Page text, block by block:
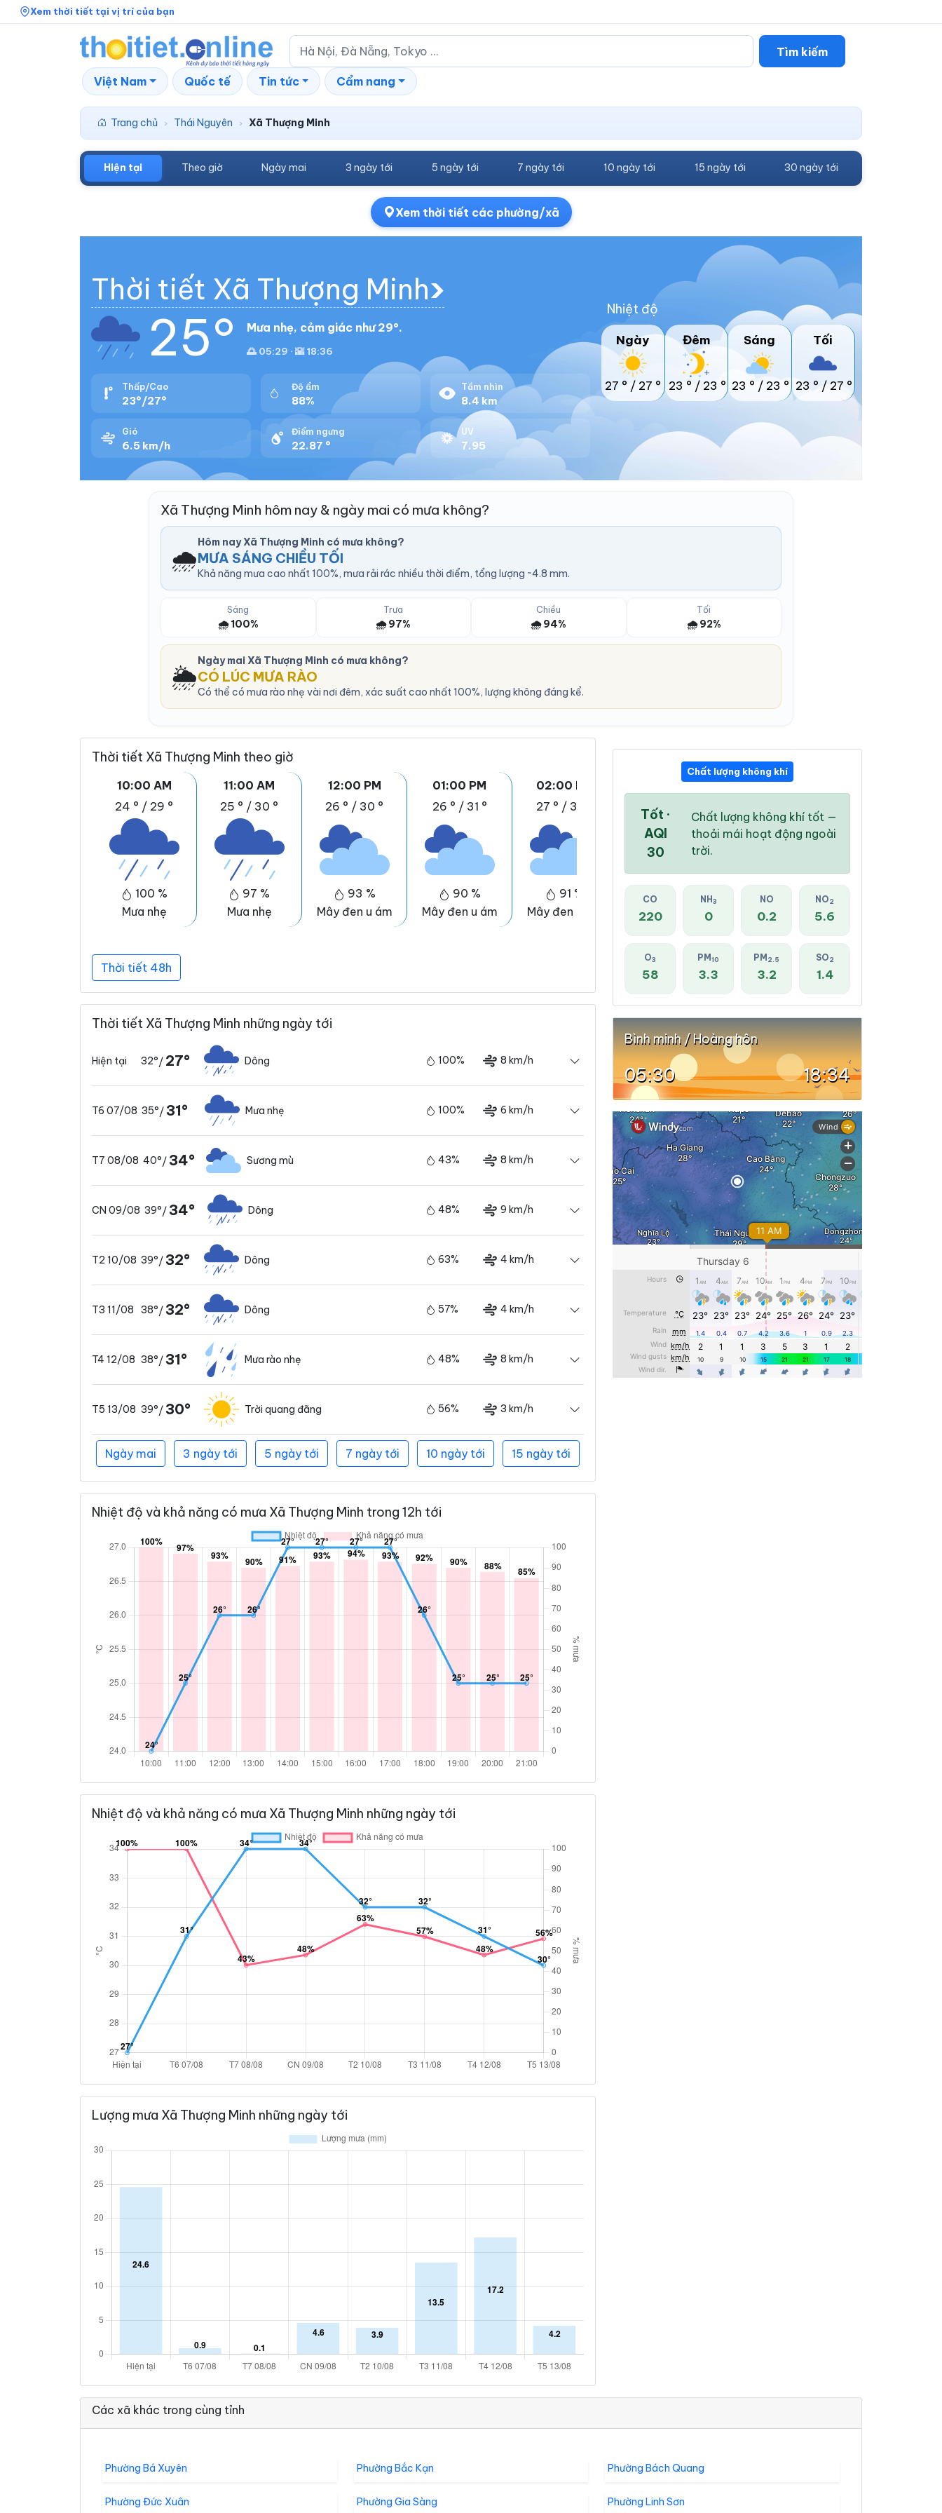
Xem thời tiết tại vị trí của bạn
Tìm kiếm
Việt Nam Quốc tế Tin tức Cẩm nang
Trang chủ › Thái Nguyên › Xã Thượng Minh
Hiện tại Theo giờ Ngày mai 3 ngày tới 5 ngày tới 7 ngày tới 10 ngày tới 15 ngày tới 30 ngày tới
Xem thời tiết các phường/xã
Thời tiết Xã Thượng Minh
25° Mưa nhẹ, cảm giác như 29°.
🌅 05:29 · 🌇 18:36
Thấp/Cao
23°/27°
Độ ẩm
88%
Tầm nhìn
8.4 km
Gió
6.5 km/h
Điểm ngưng
22.87 °
UV
7.95
Nhiệt độ
Ngày
27 ° / 27 °
Đêm
23 ° / 23 °
Sáng
23 ° / 23 °
Tối
23 ° / 27 °
Xã Thượng Minh hôm nay & ngày mai có mưa không?
🌧️
Hôm nay Xã Thượng Minh có mưa không?
MƯA SÁNG CHIỀU TỐI
Khả năng mưa cao nhất 100%, mưa rải rác nhiều thời điểm, tổng lượng ~4.8 mm.
Sáng
🌧️ 100%
Trưa
🌧️ 97%
Chiều
🌧️ 94%
Tối
🌧️ 92%
🌦️
Ngày mai Xã Thượng Minh có mưa không?
CÓ LÚC MƯA RÀO
Có thể có mưa rào nhẹ vài nơi đêm, xác suất cao nhất 100%, lượng không đáng kể.
Thời tiết Xã Thượng Minh theo giờ
10:00 AM
24 ° / 29 °
100 %
Mưa nhẹ
11:00 AM
25 ° / 30 °
97 %
Mưa nhẹ
12:00 PM
26 ° / 30 °
93 %
Mây đen u ám
01:00 PM
26 ° / 31 °
90 %
Mây đen u ám
02:00 PM
27 ° / 32 °
91 %
Mây đen u ám
03:00 PM
27 °
Mây đen u ám
04:00 PM
94 %
Mây đen u ám
Thời tiết 48h
Thời tiết Xã Thượng Minh những ngày tới
Hiện tại 32°/ 27° Dông 100% 8 km/h
T6 07/08 35°/31° Mưa nhẹ 100% 6 km/h
T7 08/08 40°/34° Sương mù 43% 8 km/h
CN 09/08 39°/34° Dông 48% 9 km/h
T2 10/08 39°/32° Dông 63% 4 km/h
T3 11/08 38°/32° Dông 57% 4 km/h
T4 12/08 38°/31° Mưa rào nhẹ 48% 8 km/h
T5 13/08 39°/30° Trời quang đãng 56% 3 km/h
Ngày mai 3 ngày tới 5 ngày tới 7 ngày tới 10 ngày tới 15 ngày tới
Nhiệt độ và khả năng có mưa Xã Thượng Minh trong 12h tới
Nhiệt độ và khả năng có mưa Xã Thượng Minh những ngày tới
Lượng mưa Xã Thượng Minh những ngày tới
Chất lượng không khí
Tốt ·
AQI
30
Chất lượng không khí tốt —
thoải mái hoạt động ngoài
trời.
CO
220
NH 3
0
NO
0.2
NO2
5.6
O3
58
PM 10
3.3
PM 2.5
3.2
SO2
1.4
Bình minh / Hoàng hôn
05:30 18:34
Các xã khác trong cùng tỉnh
Phường Bá Xuyên Phường Bắc Kạn Phường Bách Quang
Phường Đức Xuân Phường Gia Sàng Phường Linh Sơn